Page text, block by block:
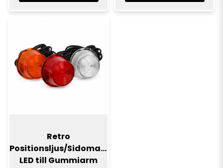
Retro
Positionsljus/Sidomarkering
LED till Gummiarm